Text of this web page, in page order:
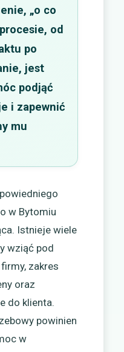
„o co
od
po
jest
podjąć
i zapewnić
mu
w Bytomiu
Istnieje wiele
wziąć pod
zakres
oraz
do klienta.
powinien
w